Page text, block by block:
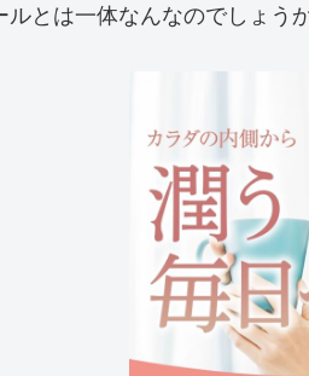
ルとは一体なんなのでしょう